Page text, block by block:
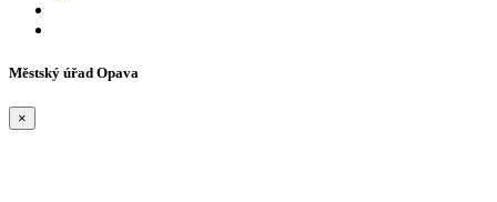
Městský úřad Opava
×